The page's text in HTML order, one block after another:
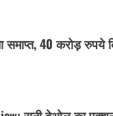
समाप्त, 40 करोड़ रुपये